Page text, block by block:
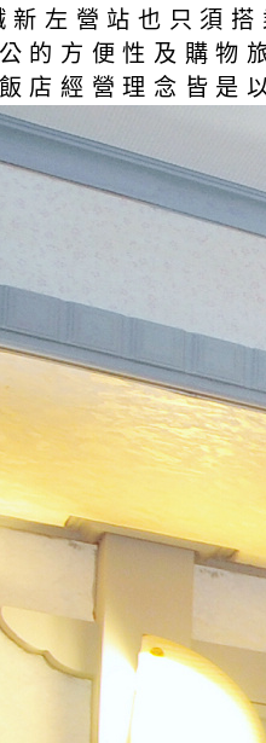
新左營站也只須
的方便性及購物
飯店經營理念皆是